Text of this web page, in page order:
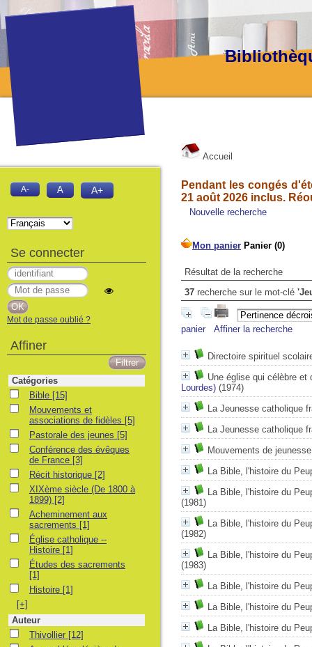
Accueil
Pendant les congés
21 août 2026 inclus.
Nouvelle recherche
Résultat de la recherche
37 recherche sur le mot-clé
panier Affiner la recherche
Directoire spirituel
Une église qui célèbre et
Lourdes) (1974)
La Jeunesse catholique
La Jeunesse catholique
Mouvements de
La Bible, l'histoire du
La Bible, l'histoire du
(1981)
La Bible, l'histoire du
(1982)
La Bible, l'histoire du
(1983)
La Bible, l'histoire du
La Bible, l'histoire du
La Bible, l'histoire du
A- A A+
Se connecter
Mot de passe oublié ?
Affiner
Catégories
Bible Bible [15]
Mouvements et associations de fidèles
Mouvements et
associations de fidèles [5]
Pastorale des jeunes
Pastorale des jeunes [5]
Conférence des évêques de France
Conférence des évêques
de France [3]
Récit historique
Récit historique [2]
XIXème siècle (De 1800 à 1899)
XIXème siècle (De 1800 à
1899) [2]
Acheminement aux sacrements
Acheminement aux
sacrements [1]
Église catholique -- Histoire
Église catholique --
Histoire [1]
Études des sacrements
Études des sacrements
[1]
HistoireHistoire [1]
[+]
Auteur
ThivollierThivollier [12]